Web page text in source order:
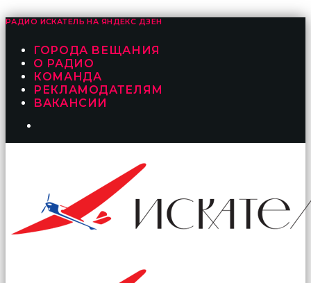
РАДИО ИСКАТЕЛЬ НА ЯНДЕКС ДЗЕН
ГОРОДА ВЕЩАНИЯ
О РАДИО
КОМАНДА
РЕКЛАМОДАТЕЛЯМ
ВАКАНСИИ